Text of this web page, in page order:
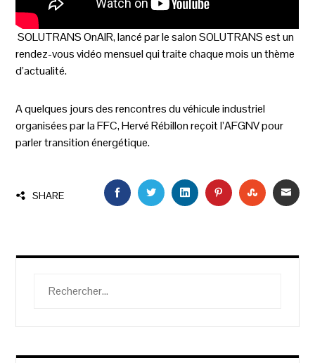
SOLUTRANS OnAIR, lancé par le salon SOLUTRANS est un
rendez-vous vidéo mensuel qui traite chaque mois un thème
d’actualité.
A quelques jours des rencontres du véhicule industriel
organisées par la FFC, Hervé Rébillon reçoit l’AFGNV pour
parler transition énergétique.
SHARE FACEBOOKTWITTERLINKEDINPINTEREST